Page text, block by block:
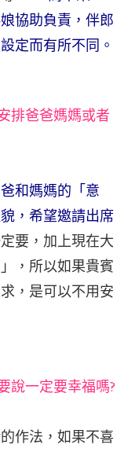
協助負責，伴郎
定而有所不同。
排爸爸媽媽或者
和媽媽的「意
，希望邀請出席
要，加上現在大
，所以如果貴賓
，是可以不用安
說一定要幸福嗎?
作法，如果不喜